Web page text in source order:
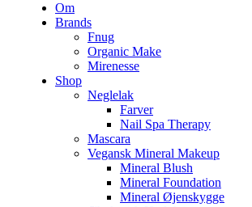
Om
Brands
Fnug
Organic Make
Mirenesse
Shop
Neglelak
Farver
Nail Spa Therapy
Mascara
Vegansk Mineral Makeup
Mineral Blush
Mineral Foundation
Mineral Øjenskygge